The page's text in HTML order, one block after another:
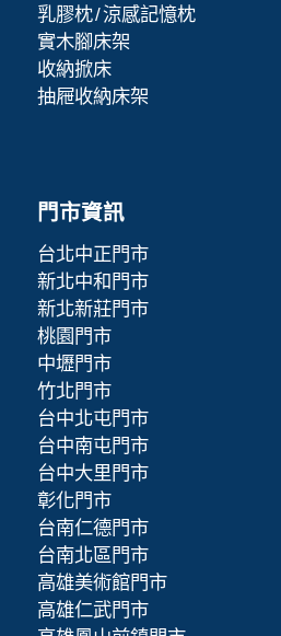
乳膠枕 / 涼感記憶枕
實木腳床架
收納掀床
抽屜收納床架
門市資訊
台北中正門市
新北中和門市
新北新莊門市
桃園門市
中壢門市
竹北門市
台中北屯門市
台中南屯門市
台中大里門市
彰化門市
台南仁德門市
台南北區門市
高雄美術館門市
高雄仁武門市